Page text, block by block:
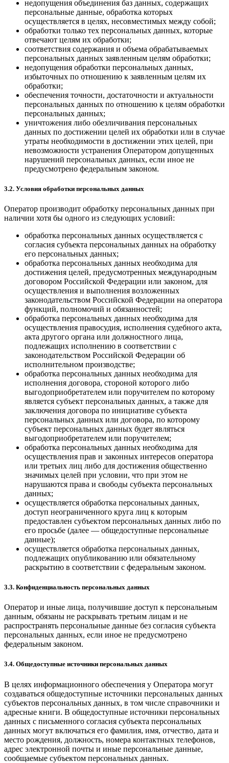
недопущения объединения баз данных, содержащих
персональные данные, обработка которых
осуществляется в целях, несовместимых между собой;
обработки только тех персональных данных, которые
отвечают целям их обработки;
соответствия содержания и объема обрабатываемых
персональных данных заявленным целям обработки;
недопущения обработки персональных данных,
избыточных по отношению к заявленным целям их
обработки;
обеспечения точности, достаточности и актуальности
персональных данных по отношению к целям обработки
персональных данных;
уничтожения либо обезличивания персональных
данных по достижении целей их обработки или в случае
утраты необходимости в достижении этих целей, при
невозможности устранения Оператором допущенных
нарушений персональных данных, если иное не
предусмотрено федеральным законом.
3.2. Условия обработки персональных данных
Оператор производит обработку персональных данных при
наличии хотя бы одного из следующих условий:
обработка персональных данных осуществляется с
согласия субъекта персональных данных на обработку
его персональных данных;
обработка персональных данных необходима для
достижения целей, предусмотренных международным
договором Российской Федерации или законом, для
осуществления и выполнения возложенных
законодательством Российской Федерации на оператора
функций, полномочий и обязанностей;
обработка персональных данных необходима для
осуществления правосудия, исполнения судебного акта,
акта другого органа или должностного лица,
подлежащих исполнению в соответствии с
законодательством Российской Федерации об
исполнительном производстве;
обработка персональных данных необходима для
исполнения договора, стороной которого либо
выгодоприобретателем или поручителем по которому
является субъект персональных данных, а также для
заключения договора по инициативе субъекта
персональных данных или договора, по которому
субъект персональных данных будет являться
выгодоприобретателем или поручителем;
обработка персональных данных необходима для
осуществления прав и законных интересов оператора
или третьих лиц либо для достижения общественно
значимых целей при условии, что при этом не
нарушаются права и свободы субъекта персональных
данных;
осуществляется обработка персональных данных,
доступ неограниченного круга лиц к которым
предоставлен субъектом персональных данных либо по
его просьбе (далее — общедоступные персональные
данные);
осуществляется обработка персональных данных,
подлежащих опубликованию или обязательному
раскрытию в соответствии с федеральным законом.
3.3. Конфиденциальность персональных данных
Оператор и иные лица, получившие доступ к персональным
данным, обязаны не раскрывать третьим лицам и не
распространять персональные данные без согласия субъекта
персональных данных, если иное не предусмотрено
федеральным законом.
3.4. Общедоступные источники персональных данных
В целях информационного обеспечения у Оператора могут
создаваться общедоступные источники персональных данных
субъектов персональных данных, в том числе справочники и
адресные книги. В общедоступные источники персональных
данных с письменного согласия субъекта персональных
данных могут включаться его фамилия, имя, отчество, дата и
место рождения, должность, номера контактных телефонов,
адрес электронной почты и иные персональные данные,
сообщаемые субъектом персональных данных.